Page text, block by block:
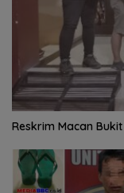
Reskrim Macan